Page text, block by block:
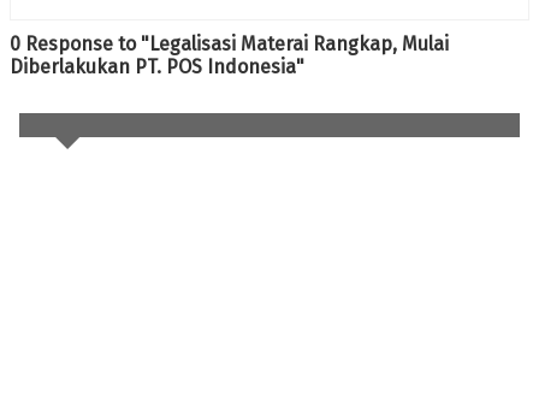
0 Response to "Legalisasi Materai Rangkap, Mulai
Diberlakukan PT. POS Indonesia"